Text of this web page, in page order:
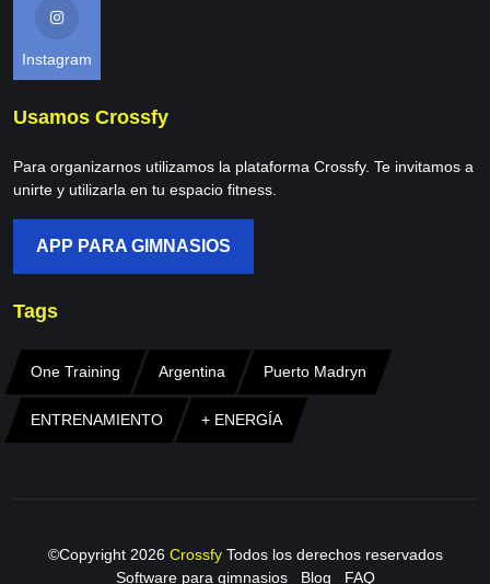
Instagram
Usamos Crossfy
Para organizarnos utilizamos la plataforma Crossfy. Te invitamos a
unirte y utilizarla en tu espacio fitness.
APP PARA GIMNASIOS
Tags
One Training Argentina Puerto Madryn
ENTRENAMIENTO + ENERGÍA
©Copyright 2026 Crossfy Todos los derechos reservados
Software para gimnasios
Blog FAQ